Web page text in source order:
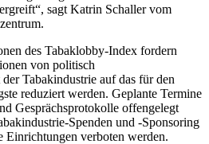
sagt Katrin Schaller vom
des Tabaklobby-Index fordern
von politisch
Tabakindustrie auf das für den
reduziert werden. Geplante Termine
Gesprächsprotokolle offengelegt
Spenden und -Sponsoring
Einrichtungen verboten werden.